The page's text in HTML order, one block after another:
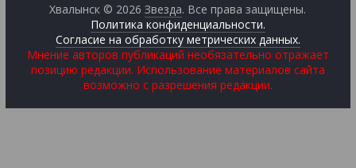
Хвалынск © 2026Звезда. Все права защищены.
Политика конфиденциальности.
Согласие на обработку метрических данных.
Мнение авторов публикаций необязательно отражает
позицию редакции. Использование материалов сайта
возможно с разрешения редакции.